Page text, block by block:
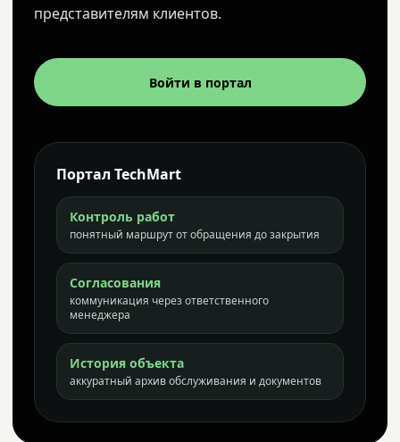
представителям клиентов.
Войти в портал
Портал TechMart
Контроль работ
понятный маршрут от обращения до закрытия
Согласования
коммуникация через ответственного
менеджера
История объекта
аккуратный архив обслуживания и документов